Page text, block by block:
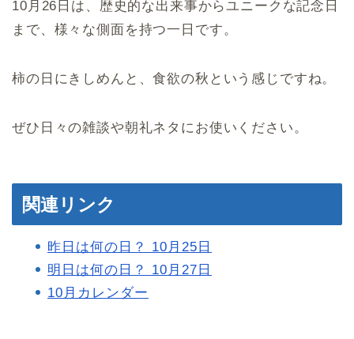
10月26日は、歴史的な出来事からユニークな記念日
まで、様々な側面を持つ一日です。
柿の日にきしめんと、食欲の秋という感じですね。
ぜひ日々の雑談や朝礼ネタにお使いください。
関連リンク
昨日は何の日？ 10月25日
明日は何の日？ 10月27日
10月カレンダー